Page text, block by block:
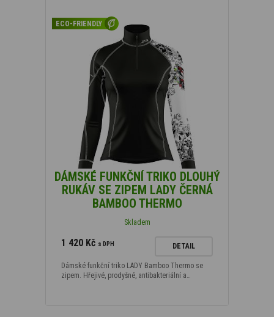
ECO-FRIENDLY
DÁMSKÉ FUNKČNÍ TRIKO DLOUHÝ
RUKÁV SE ZIPEM LADY ČERNÁ
BAMBOO THERMO
Skladem
1 420 Kč s DPH DETAIL
Dámské funkční triko LADY Bamboo Thermo se
zipem. Hřejivé, prodyšné, antibakteriální a…